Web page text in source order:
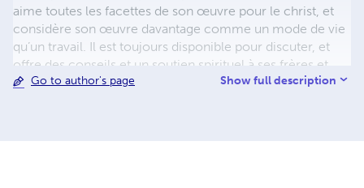
aime toutes les facettes de son œuvre pour le christ, et
considère son œuvre davantage comme un mode de vie
qu’un travail. Il est toujours disponible pour discuter, et
offre des conseils et un soutien spirituel à ses frères et
sœurs en christ. Pour se procurer les livres dans tous les
Go to author's page Show full description